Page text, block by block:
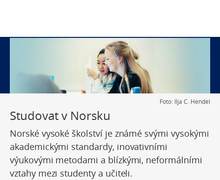
Foto: Ilja C. Hendel
Studovat v Norsku
Norské vysoké školství je známé svými vysokými
akademickými standardy, inovativními
výukovými metodami a blízkými, neformálními
vztahy mezi studenty a učiteli.